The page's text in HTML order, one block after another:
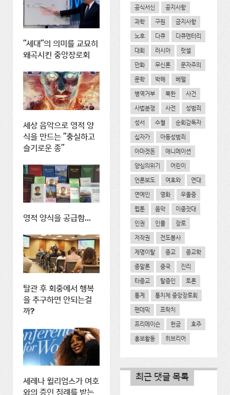
"세대"의 의미를 교묘히
왜곡시킨 중앙장로회
세상 음악으로 영적 양
식을 만드는 "충실하고
슬기로운 종"
영적 양식을 공급함...
탈관 후 회중에서 행복
을 추구하면 안되는걸
까?
세레나 윌리엄스가 여호
와의 증인 침례를 받는
공식서신 공지사항
과학 구원 금지사항
노후 다큐 다큐멘터리
대회 러시아 럿셀
만화 무신론 문자주의
문학 박해 베델
병역거부 북한 사건
사법분쟁 사전 성범죄
성서 수혈 순회감독자
십자가 아동성범죄
아마겟돈 애니메이션
양심의위기 어린이
언론보도 여호와 연대
연예인 영화 우울증
웹툰 음악 이중잣대
인권 인물 장로
저작권 전도봉사
제명이탈 종교 종교학
종말론 중국 진리
타종교 탈증인 토론
통계 통치체 중앙장로회
팬데믹 프락치
프리메이슨 헌금 호주
홍보활동 히브리어
최근 댓글 목록